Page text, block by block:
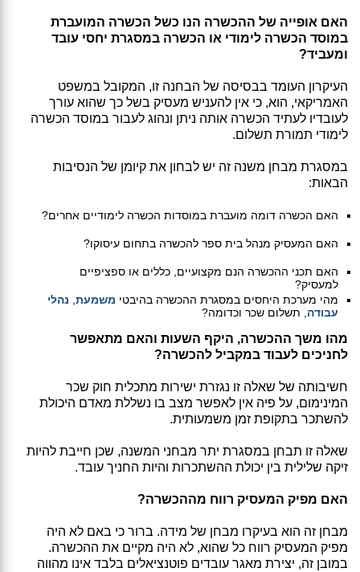
האם אופייה של ההכשרה הנו כשל הכשרה המועברת
במוסד הכשרה לימודי או הכשרה במסגרת יחסי עובד
ומעביד?
העיקרון העומד בבסיסה של הבחנה זו, המקובל במשפט
האמריקאי, הוא, כי אין להעניש מעסיק בשל כך שהוא עורך
לעובדיו לעתיד הכשרה אותה ניתן ונהוג לעבור במוסד הכשרה
לימודי תמורת תשלום.
במסגרת מבחן משנה זה יש לבחון את קיומן של הנסיבות
הבאות:
האם הכשרה דומה מועברת במוסדות הכשרה לימודיים אחרים?
האם המעסיק מנהל בית ספר להכשרה בתחום עיסוקו?
האם תכני ההכשרה הנם מקצועיים, כללים או ספציפיים
למעסיק?
מהי מערכת היחסים במסגרת ההכשרה בהיבטי משמעת נהלי
עבודה , תשלום שכר וכדומה?
מהו משך ההכשרה, היקף השעות והאם מתאפשר
לחניכים לעבוד במקביל להכשרה?
חשיבותה של שאלה זו נגזרת ישירות מתכלית חוק שכר
המינימום, על פיה אין לאפשר מצב בו נשללת מאדם היכולת
להשתכר בתקופת זמן משמעותית.
שאלה זו תבחן במסגרת יתר מבחני המשנה, שכן חייבת להיות
זיקה שלילית בין יכולת ההשתכרות והיות החניך עובד.
האם מפיק המעסיק רווח מההכשרה?
מבחן זה הוא בעיקרו מבחן של מידה. ברור כי באם לא היה
מפיק המעסיק רווח כל שהוא, לא היה מקיים את ההכשרה.
במובן זה, יצירת מאגר עובדים פוטנציאלים בלבד אינו מהווה